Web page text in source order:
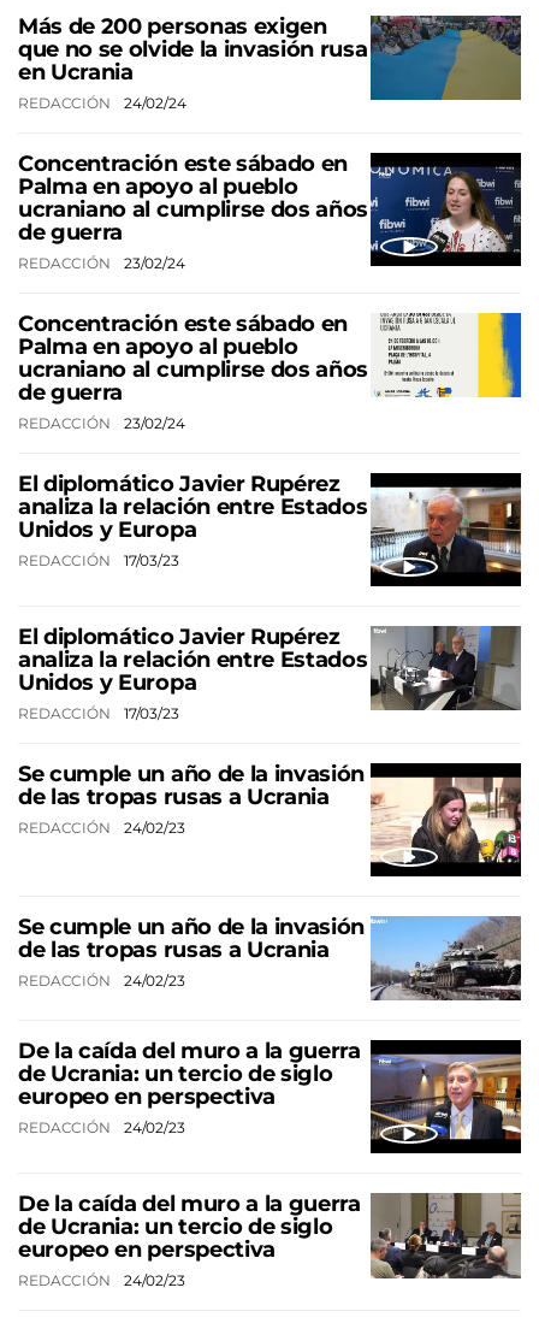
Más de 200 personas exigen
que no se olvide la invasión rusa
en Ucrania
REDACCIÓN 24/02/24
Concentración este sábado en
Palma en apoyo al pueblo
ucraniano al cumplirse dos años
de guerra
REDACCIÓN 23/02/24
Concentración este sábado en
Palma en apoyo al pueblo
ucraniano al cumplirse dos años
de guerra
REDACCIÓN 23/02/24
El diplomático Javier Rupérez
analiza la relación entre Estados
Unidos y Europa
REDACCIÓN 17/03/23
El diplomático Javier Rupérez
analiza la relación entre Estados
Unidos y Europa
REDACCIÓN 17/03/23
Se cumple un año de la invasión
de las tropas rusas a Ucrania
REDACCIÓN 24/02/23
Se cumple un año de la invasión
de las tropas rusas a Ucrania
REDACCIÓN 24/02/23
De la caída del muro a la guerra
de Ucrania: un tercio de siglo
europeo en perspectiva
REDACCIÓN 24/02/23
De la caída del muro a la guerra
de Ucrania: un tercio de siglo
europeo en perspectiva
REDACCIÓN 24/02/23